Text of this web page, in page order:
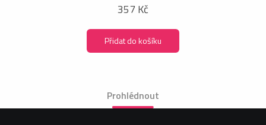
357 Kč
Přidat do košíku
Prohlédnout